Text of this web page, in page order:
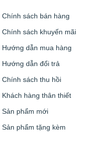
Chính sách bán hàng
Chính sách khuyến mãi
Hướng dẫn mua hàng
Hướng dẫn đổi trả
Chính sách thu hồi
Khách hàng thân thiết
Sản phẩm mới
Sản phẩm tặng kèm